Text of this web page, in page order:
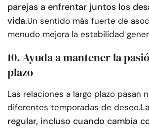
parejas a enfrentar juntos los
vida.Un sentido más fuerte de
menudo mejora la estabilidad
10. Ayuda a mantener la
plazo
Las relaciones a largo plazo pasan
diferentes temporadas de deseo.
regular, incluso cuando cambia